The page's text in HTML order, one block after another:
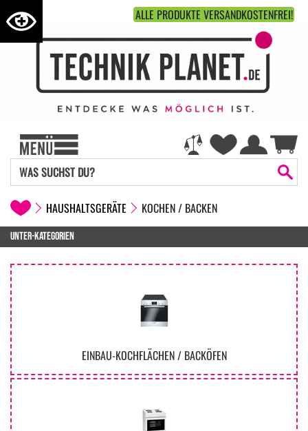
ALLE PRODUKTE VERSANDKOSTENFREI!
HAUSHALTSGERÄTE KOCHEN / BACKEN
UNTER-KATEGORIEN
EINBAU-KOCHFLÄCHEN / BACKÖFEN